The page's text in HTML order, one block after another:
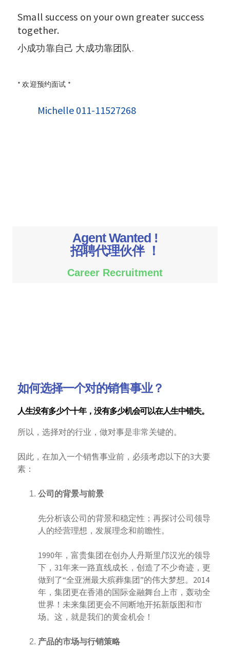
Small success on your own greater success
together.
小成功靠自己 大成功靠团队.
* 欢迎预约面试 *
Michelle 011-11527268
Agent Wanted !
招聘代理伙伴 ！
Career Recruitment
如何选择一个对的销售事业？
人生没有多少个十年，没有多少机会可以在人生中错失。
所以，选择对的行业，做对事是非常关键的。
因此，在加入一个销售事业前，必须考虑以下的3大要
素：
公司的背景与前景
先分析该公司的背景和稳定性；再探讨公司领导
人的经营理想，发展理念和前瞻性。
1990年，富贵集团在创办人丹斯里邝汉光的领导
下，31年来一路直线成长，创造了不少奇迹，更
做到了“全亚洲最大殡葬集团”的伟大梦想。2014
年，集团更在香港的国际金融舞台上市，轰动全
世界！未来集团更会不间断地开拓新版图和市
场。这，就是我们的黄金机会！
产品的市场与行销策略